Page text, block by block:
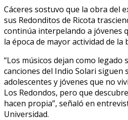
Cáceres sostuvo que la obra del
sus Redonditos de Ricota
continúa interpelando a jóvenes
la época de mayor actividad de la
“Los músicos dejan como legado
canciones del Indio Solari siguen
adolescentes y jóvenes que no
Los Redondos, pero que
hacen propia”, señaló en
Universidad.